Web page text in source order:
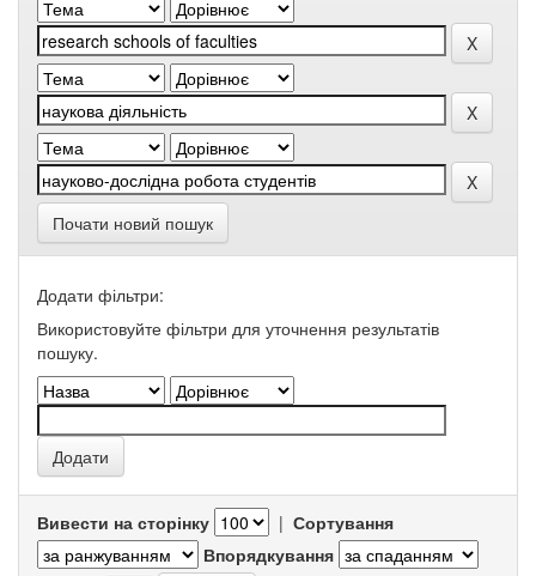
Почати новий пошук
Додати фільтри:
Використовуйте фільтри для уточнення результатів
пошуку.
Вивести на сторінку | Сортування
Впорядкування